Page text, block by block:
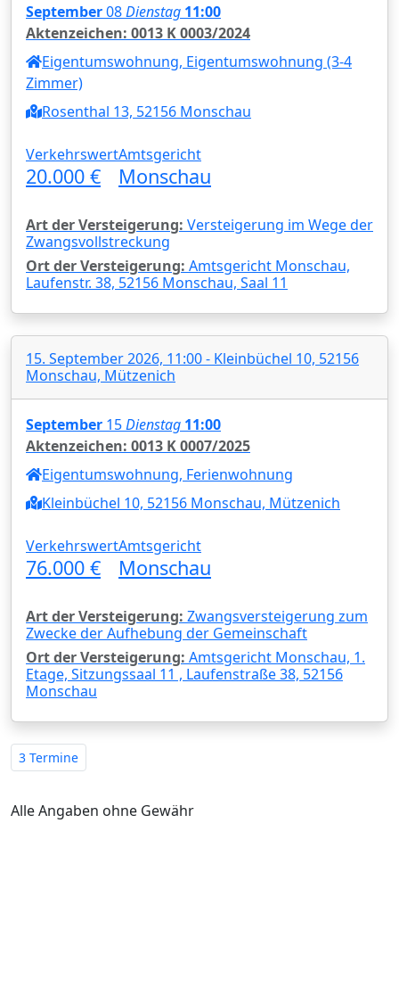
September08Dienstag 11:00
Aktenzeichen: 0013 K 0003/2024
Eigentumswohnung, Eigentumswohnung (3-4
Zimmer)
Rosenthal 13, 52156 Monschau
Verkehrswert
20.000 €
Amtsgericht
Monschau
Art der Versteigerung: Versteigerung im Wege der
Zwangsvollstreckung
Ort der Versteigerung: Amtsgericht Monschau,
Laufenstr. 38, 52156 Monschau, Saal 11
15. September 2026, 11:00 - Kleinbüchel 10, 52156
Monschau, Mützenich
September 15Dienstag 11:00
Aktenzeichen: 0013 K 0007/2025
Eigentumswohnung, Ferienwohnung
Kleinbüchel 10, 52156 Monschau, Mützenich
Verkehrswert
76.000 €
Amtsgericht
Monschau
Art der Versteigerung: Zwangsversteigerung zum
Zwecke der Aufhebung der Gemeinschaft
Ort der Versteigerung: Amtsgericht Monschau, 1.
Etage, Sitzungssaal 11 , Laufenstraße 38, 52156
Monschau
3 Termine
Alle Angaben ohne Gewähr